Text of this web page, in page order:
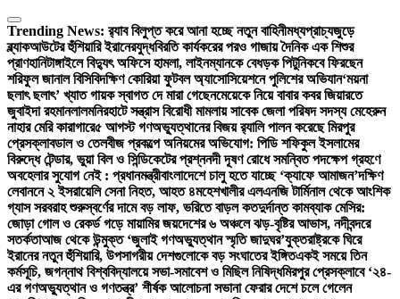
Skip
to
content
Trending News: র‍্যাব বিলুপ্ত করে আনা হচ্ছে নতুন বাহিনীমধ্যপ্রাচ্যজুড়ে
ব্ল্যাকআউটের হুঁশিয়ারি ইরানেরযুদ্ধবিরতি কার্যকরের পরও গাজায় দৈনিক এক শিশুর
প্রাণহানিটাঙ্গাইলে বিদ্যুৎ অফিসে হামলা, লাইনম্যানকে বেধড়ক পিটুনিকবে ফিরছেন
শরিফুল জানাল বিসিবিদক্ষিণ কোরিয়া ফুটবল অ্যাসোসিয়েশনে পুলিশের অভিযান‘ময়না
ছলাৎ ছলাৎ’ খ্যাত গায়ক স্বাগত দে মারা গেছেনমেয়েকে নিয়ে বাবার কবর জিয়ারতে
জুবাইদা রহমানলালমনিরহাটে সন্ত্রাস বিরোধী মামলায় সাবেক জেলা পরিষদ সদস্য মেহেরুন
নাহার মেরি কারাগারে৫ আগস্ট গণঅভ্যুত্থানের বিজয় র‍্যালি পালন করেছে মিরপুর
প্রেসক্লাবডাল ও তেলবীজ প্রকল্পে অনিয়মের অভিযোগ: পিডি শফিকুল ইসলামের
বিরুদ্ধে টেন্ডার, ভুয়া বিল ও সিন্ডিকেটের প্রশ্ননদী দূষণ রোধে সমন্বিত পদক্ষেপ গ্রহণে
অবহেলার সুযোগ নেই : প্রধানমন্ত্রীবাংলাদেশে চালু হতে যাচ্ছে ‘ক্যাফে আমাজন’দক্ষিণ
লেবাননে ২ ইসরায়েলি সেনা নিহত, আহত ৪মহেশখালীর এলএনজি টার্মিনাল থেকে আংশিক
গ্যাস সরবরাহ শুরুস্বর্ণের দামে বড় লাফ, ভরিতে বাড়ল কতদুর্দান্ত কামব্যাক মেসির:
জোড়া গোল ও রেকর্ড গড়ে মায়ামির জয়দেশের ৬ অঞ্চলে ঝড়-বৃষ্টির আভাস, নদীবন্দরে
সতর্কতাআজ থেকে উন্মুক্ত ‘জুলাই গণঅভ্যুত্থান স্মৃতি জাদুঘর’যুক্তরাষ্ট্রকে ঘিরে
ইরানের নতুন হুঁশিয়ারি, উপসাগরীয় দেশগুলোকে বড় সংঘাতের ইঙ্গিতএকই সময়ে তিন
কর্মসূচি, জগন্নাথ বিশ্ববিদ্যালয়ে সভা-সমাবেশ ও মিছিল নিষিদ্ধমিরপুর প্রেসক্লাবে ‘২৪-
এর গণঅভ্যুত্থান ও গণতন্ত্র’ শীর্ষক আলোচনা সভানা ফেরার দেশে চলে গেলেন